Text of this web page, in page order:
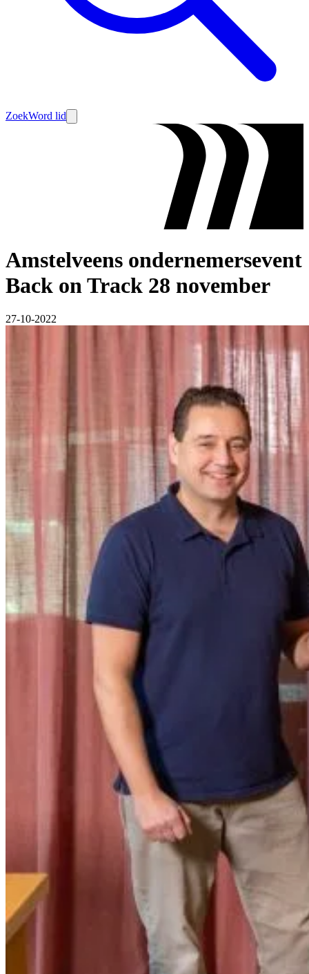
ZoekWord lid
Amstelveens ondernemersevent
Back on Track 28 november
27-10-2022